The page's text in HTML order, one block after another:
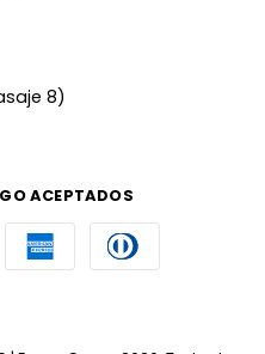
8)
ACEPTADOS